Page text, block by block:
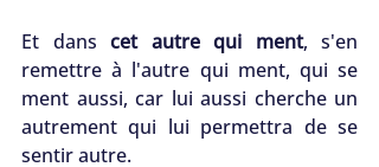
Et dans cet autre qui ment, s'en
remettre à l'autre qui ment, qui se
ment aussi, car lui aussi cherche un
autrement qui lui permettra de se
sentir autre.